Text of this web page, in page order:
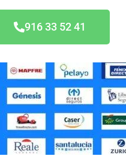
916 33 52 41